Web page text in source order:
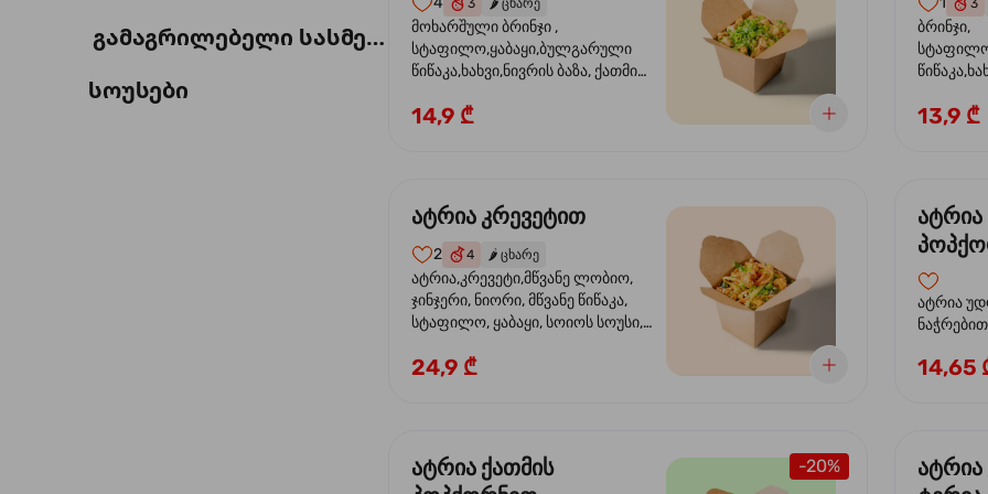
გამაგრილებელი სასმელი
სოუსები
3 🌶️ ცხარე
მოხარშული ბრინჯი ,
სტაფილო,ყაბაყი,ბულგარული
წიწაკა,ხახვი,ნივრის ბაზა, ქათმის
სოუსი,მწვანე ხახვი,სეზამის
14,9 ₾
3
ბრინჯი,
სოუსი,
13,9 ₾
ატრია კრევეტით
2 4 🌶️ ცხარე
ატრია,კრევეტი,მწვანე ლობიო,
ჯინჯერი, ნიორი, მწვანე წიწაკა,
სტაფილო, ყაბაყი, სოიოს სოუსი,
ტკბილ ცხარე სოუსი, მწვანე ხახვი,
24,9 ₾
ატრია
სოსუით
ატრია
ნაჭრებით,
ნიორი)
14,65
-20%
ატრია ქათმის